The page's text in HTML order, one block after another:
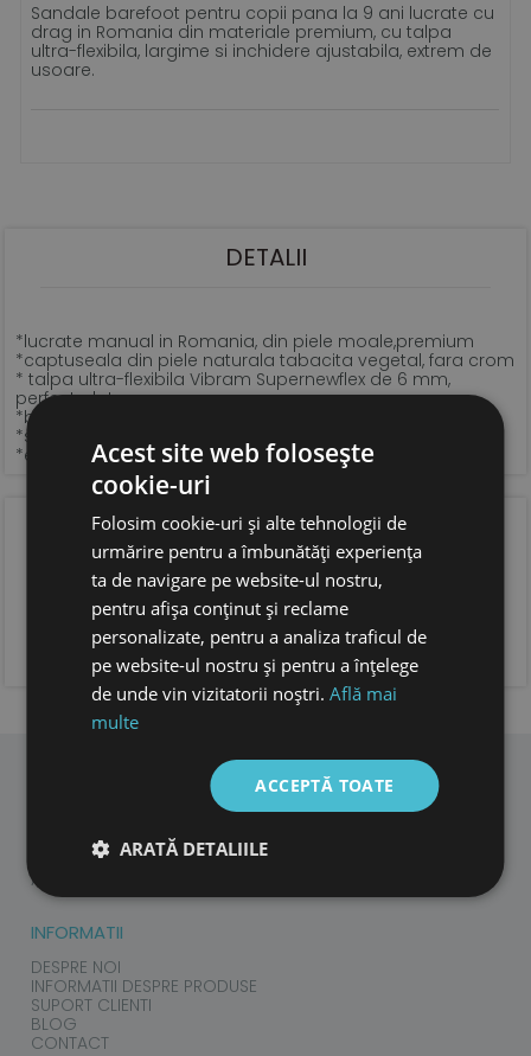
Sandale barefoot pentru copii pana la 9 ani lucrate cu
drag in Romania din materiale premium, cu talpa
ultra-flexibila, largime si inchidere ajustabila, extrem de
usoare.
DETALII
*lucrate manual in Romania, din piele moale,premium
*captuseala din piele naturala tabacita vegetal, fara crom
* talpa ultra-flexibila Vibram Supernewflex de 6 mm,
perfect plata
*brant din piele naturala tabacita vegetal
*sistem de inchidere si latime ajustabile, cu velcro
*extrem de usoare
OPINIA CLIENTILOR
ADAUGA OPINIA TA
ACCESORII
INFORMATII
DESPRE NOI
INFORMATII DESPRE PRODUSE
SUPORT CLIENTI
BLOG
CONTACT
Acest site web folosește
cookie-uri
Folosim cookie-uri și alte tehnologii de
urmărire pentru a îmbunătăți experiența
ta de navigare pe website-ul nostru,
pentru afișa conținut și reclame
personalizate, pentru a analiza traficul de
pe website-ul nostru și pentru a înțelege
de unde vin vizitatorii noștri.Află mai
multe
ACCEPTĂ TOATE
ARATĂ DETALIILE